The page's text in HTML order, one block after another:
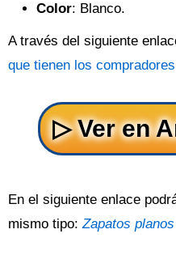
Color: Blanco.
A través del siguiente
que tienen los
En el siguiente enlace
mismo tipo:Zapatos